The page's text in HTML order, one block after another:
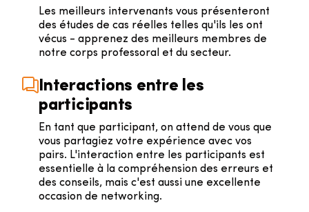
Les meilleurs intervenants vous présenteront
des études de cas réelles telles qu'ils les ont
vécus - apprenez des meilleurs membres de
notre corps professoral et du secteur.
Interactions entre les
participants
En tant que participant, on attend de vous que
vous partagiez votre expérience avec vos
pairs. L'interaction entre les participants est
essentielle à la compréhension des erreurs et
des conseils, mais c'est aussi une excellente
occasion de networking.